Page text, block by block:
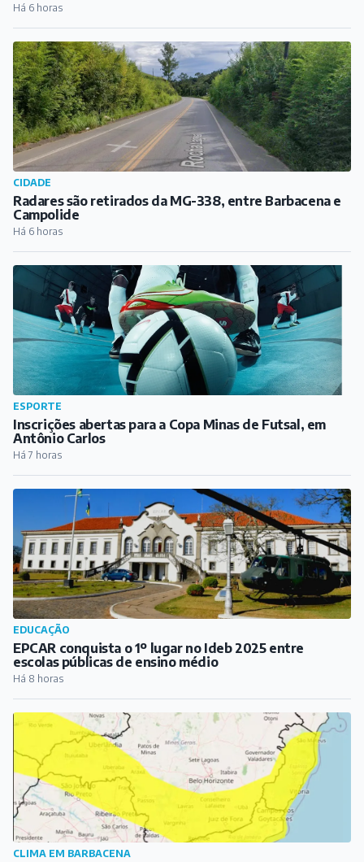
Há 6 horas
CIDADE
Radares são retirados da MG-338, entre Barbacena e
Campolide
Há 6 horas
ESPORTE
Inscrições abertas para a Copa Minas de Futsal, em
Antônio Carlos
Há 7 horas
EDUCAÇÃO
EPCAR conquista o 1º lugar no Ideb 2025 entre
escolas públicas de ensino médio
Há 8 horas
CLIMA EM BARBACENA